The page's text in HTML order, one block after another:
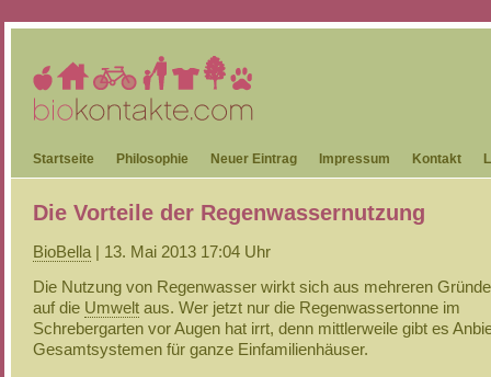
Startseite Philosophie Neuer Eintrag Impressum Kontakt
Die Vorteile der Regenwassernutzung
BioBella | 13. Mai 2013 17:04 Uhr
Die Nutzung von Regenwasser wirkt sich aus mehreren
auf die Umwelt aus. Wer jetzt nur die Regenwassertonne im
Schrebergarten vor Augen hat irrt, denn mittlerweile gibt es
Gesamtsystemen für ganze Einfamilienhäuser.